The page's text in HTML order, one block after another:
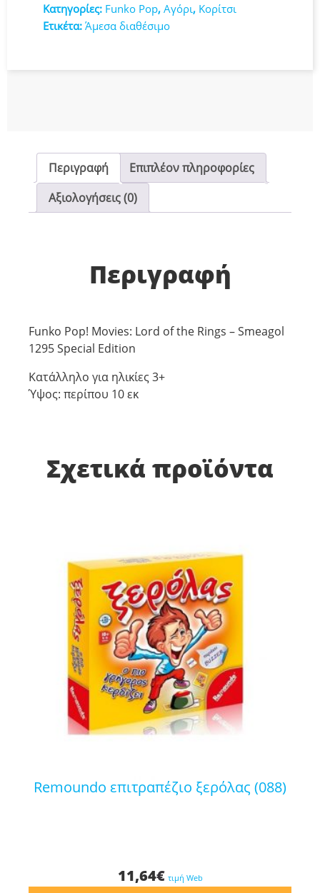
Κατηγορίες: Funko Pop, Αγόρι, Κορίτσι
Ετικέτα: Άμεσα διαθέσιμο
Περιγραφή
Επιπλέον πληροφορίες
Αξιολογήσεις (0)
Περιγραφή
Funko Pop! Movies: Lord of the Rings – Smeagol
1295 Special Edition
Κατάλληλο για ηλικίες 3+
Ύψος: περίπου 10 εκ
Σχετικά προϊόντα
remoundo επιτραπέζιο ξερόλας (088)
11,64€ τιμή Web